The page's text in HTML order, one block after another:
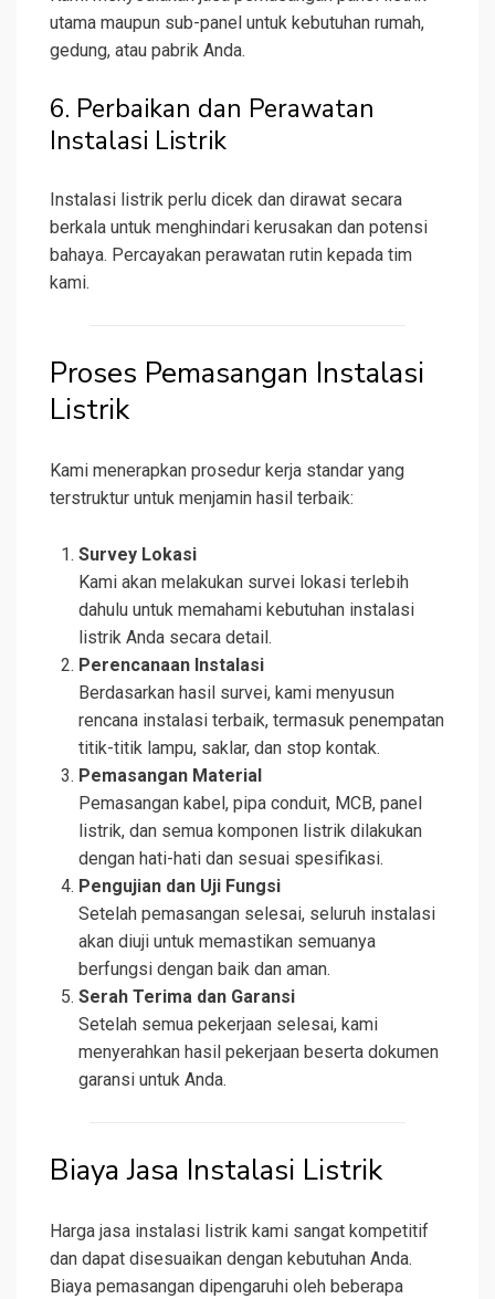
utama maupun sub-panel untuk kebutuhan rumah,
gedung, atau pabrik Anda.
6. Perbaikan dan Perawatan
Instalasi Listrik
Instalasi listrik perlu dicek dan dirawat secara
berkala untuk menghindari kerusakan dan potensi
bahaya. Percayakan perawatan rutin kepada tim
kami.
Proses Pemasangan Instalasi
Listrik
Kami menerapkan prosedur kerja standar yang
terstruktur untuk menjamin hasil terbaik:
Survey Lokasi
Kami akan melakukan survei lokasi terlebih
dahulu untuk memahami kebutuhan instalasi
listrik Anda secara detail.
Perencanaan Instalasi
Berdasarkan hasil survei, kami menyusun
rencana instalasi terbaik, termasuk penempatan
titik-titik lampu, saklar, dan stop kontak.
Pemasangan Material
Pemasangan kabel, pipa conduit, MCB, panel
listrik, dan semua komponen listrik dilakukan
dengan hati-hati dan sesuai spesifikasi.
Pengujian dan Uji Fungsi
Setelah pemasangan selesai, seluruh instalasi
akan diuji untuk memastikan semuanya
berfungsi dengan baik dan aman.
Serah Terima dan Garansi
Setelah semua pekerjaan selesai, kami
menyerahkan hasil pekerjaan beserta dokumen
garansi untuk Anda.
Biaya Jasa Instalasi Listrik
Harga jasa instalasi listrik kami sangat kompetitif
dan dapat disesuaikan dengan kebutuhan Anda.
Biaya pemasangan dipengaruhi oleh beberapa